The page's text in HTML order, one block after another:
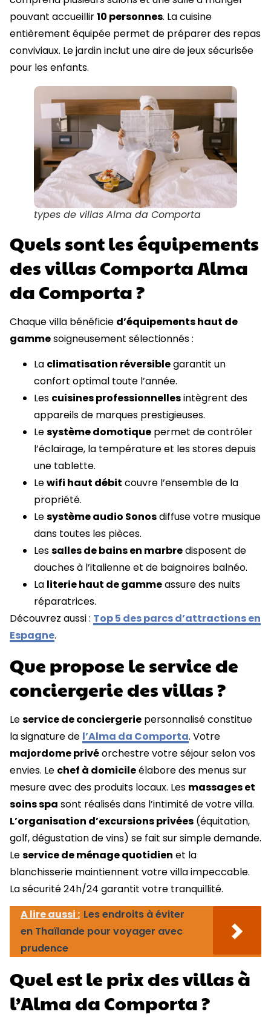
pouvant accueillir10 personnes. La cuisine
entièrement équipée permet de préparer des repas
conviviaux. Le jardin inclut une aire de jeux sécurisée
pour les enfants.
types de villas Alma da Comporta
Quels sont les équipements
des villas Comporta Alma
da Comporta ?
Chaque villa bénéficie d’équipements haut de
gammesoigneusement sélectionnés :
La climatisation réversiblegarantit un
confort optimal toute l’année.
Les cuisines professionnellesintègrent des
appareils de marques prestigieuses.
Lesystème domotique permet de contrôler
l’éclairage, la température et les stores depuis
une tablette.
Lewifi haut débit couvre l’ensemble de la
propriété.
Lesystème audio Sonosdiffuse votre musique
dans toutes les pièces.
Lessalles de bains en marbredisposent de
douches à l’italienne et de baignoires balnéo.
La literie haut de gammeassure des nuits
réparatrices.
Découvrez aussi : Top 5 des parcs d’attractions en
Espagne.
Que propose le service de
conciergerie des villas ?
Leservice de conciergerie personnalisé constitue
la signature de l’Alma da Comporta. Votre
majordome privéorchestre votre séjour selon vos
envies. Le chef à domicileélabore des menus sur
mesure avec des produits locaux. Les massages et
soins spa sont réalisés dans l’intimité de votre villa.
L’organisation d’excursions privées (équitation,
golf, dégustation de vins) se fait sur simple demande.
Leservice de ménage quotidien et la
blanchisserie maintiennent votre villa impeccable.
La sécurité 24h/24 garantit votre tranquillité.
A lire aussi : Les endroits à éviter
en Thaïlande pour voyager avec
prudence
Quel est le prix des villas à
l’Alma da Comporta ?